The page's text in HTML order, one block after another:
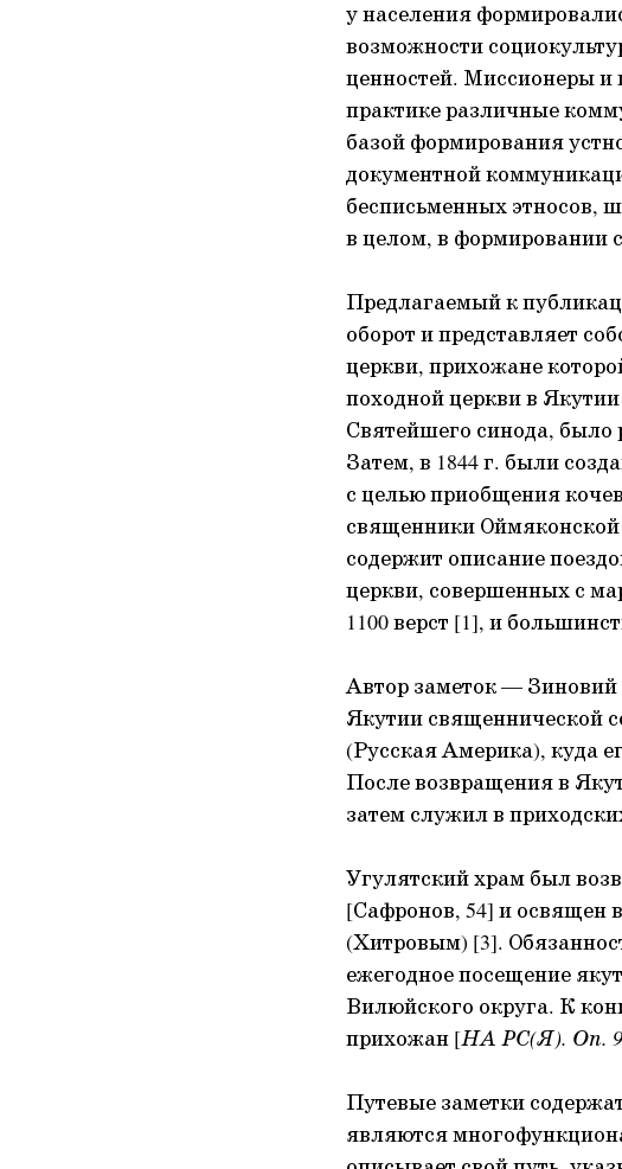
у населения
возможности
ценностей. Миссионеры и
практике различные
базой формирования
документной
бесписьменных этносов,
в целом, в формировании
Предлагаемый к
оборот и представляет
церкви, прихожане
походной церкви в
Святейшего синода, было
Затем, в 1844 г. были
с целью приобщения
священники Оймяконской
содержит описание
церкви, совершенных с
1100 верст [1], и
Автор заметок — Зиновий
Якутии священнической
(Русская Америка), куда
После возвращения в
затем служил в
Угулятский храм был
[Сафронов, 54] и освящен
(Хитровым) [3].
ежегодное посещение
Вилюйского округа. К
прихожан [НА РС(Я). Оп. 9
Путевые заметки
являются